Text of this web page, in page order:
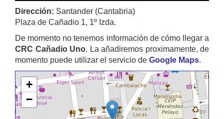
Dirección: Santander (Cantabria)
Plaza de Cañadio 1, 1º Izda.
De momento no tenemos información de cómo llegar a
CRC Cañadio Uno. La añadiremos proximamente, de
momento puede utilizar el servicio de Google Maps.
+
−